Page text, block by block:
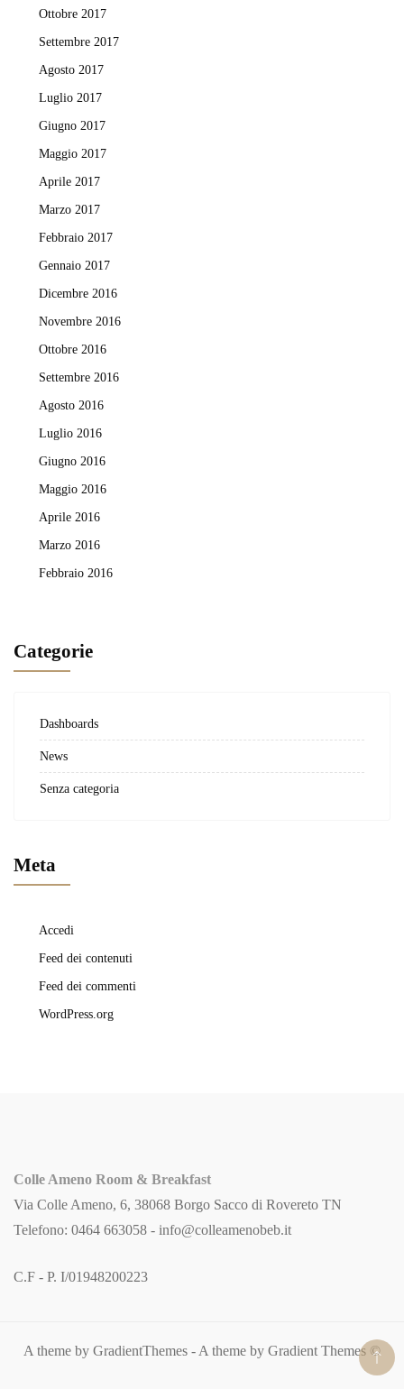
Ottobre 2017
Settembre 2017
Agosto 2017
Luglio 2017
Giugno 2017
Maggio 2017
Aprile 2017
Marzo 2017
Febbraio 2017
Gennaio 2017
Dicembre 2016
Novembre 2016
Ottobre 2016
Settembre 2016
Agosto 2016
Luglio 2016
Giugno 2016
Maggio 2016
Aprile 2016
Marzo 2016
Febbraio 2016
Categorie
Dashboards
News
Senza categoria
Meta
Accedi
Feed dei contenuti
Feed dei commenti
WordPress.org
Colle Ameno Room & Breakfast
Via Colle Ameno, 6, 38068 Borgo Sacco di Rovereto TN
Telefono: 0464 663058 - info@colleamenobeb.it
C.F - P. I/01948200223
A theme by GradientThemes - A theme by Gradient Themes ©